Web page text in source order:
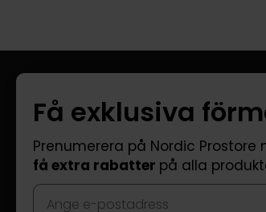
Företagsinformation
Om oss
Få exklusiva
Prenumerera på Nordic Prostore
få extra rabatter på alla